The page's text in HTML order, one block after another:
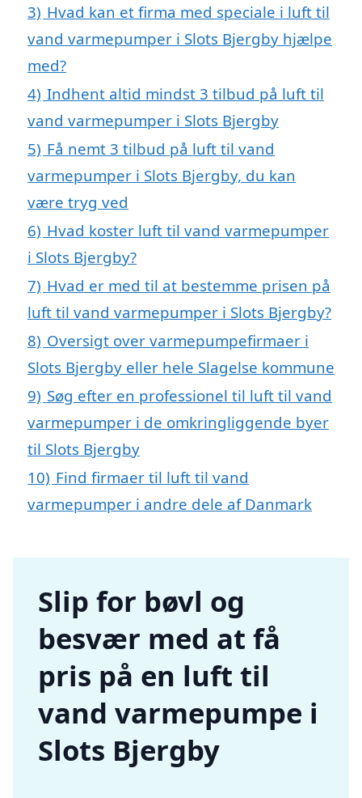
3) Hvad kan et firma med speciale i luft til
vand varmepumper i Slots Bjergby hjælpe
med?
4) Indhent altid mindst 3 tilbud på luft til
vand varmepumper i Slots Bjergby
5) Få nemt 3 tilbud på luft til vand
varmepumper i Slots Bjergby, du kan
være tryg ved
6) Hvad koster luft til vand varmepumper
i Slots Bjergby?
7) Hvad er med til at bestemme prisen på
luft til vand varmepumper i Slots Bjergby?
8) Oversigt over varmepumpefirmaer i
Slots Bjergby eller hele Slagelse kommune
9) Søg efter en professionel til luft til vand
varmepumper i de omkringliggende byer
til Slots Bjergby
10) Find firmaer til luft til vand
varmepumper i andre dele af Danmark
Slip for bøvl og
besvær med at få
pris på en luft til
vand varmepumpe i
Slots Bjergby